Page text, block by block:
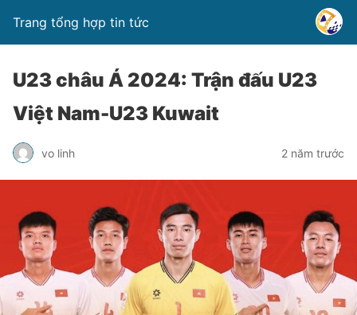
Trang tổng hợp tin tức
U23 châu Á 2024: Trận đấu U23
Việt Nam-U23 Kuwait
vo linh 2 năm trước